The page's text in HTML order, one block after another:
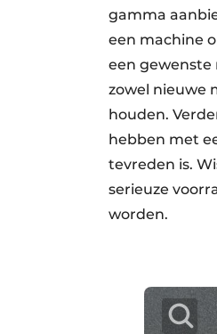
gamma
een machine
een gewenste
zowel nieuwe
houden.
hebben met
tevreden is.
serieuze
worden.